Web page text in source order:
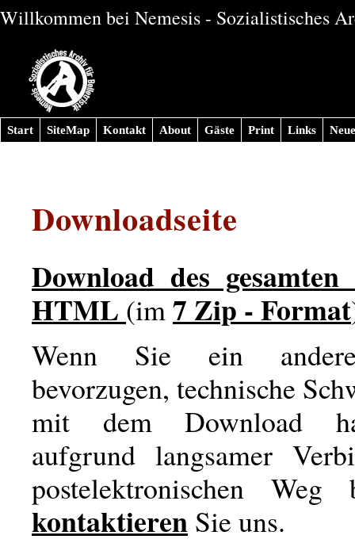
Willkommen bei Nemesis - Sozialistisches
Start SiteMap Kontakt About Gäste Print Links
Downloadseite
Download des
HTML (im7 Zip - Format
Wenn Sie ein
bevorzugen, technische
mit dem Download
aufgrund langsamer
postelektronischen Weg
kontaktieren Sie uns.